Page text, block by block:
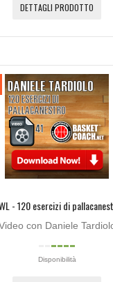
DETTAGLI PRODOTTO
- 120 esercizi di
con Daniele
Disponibilità